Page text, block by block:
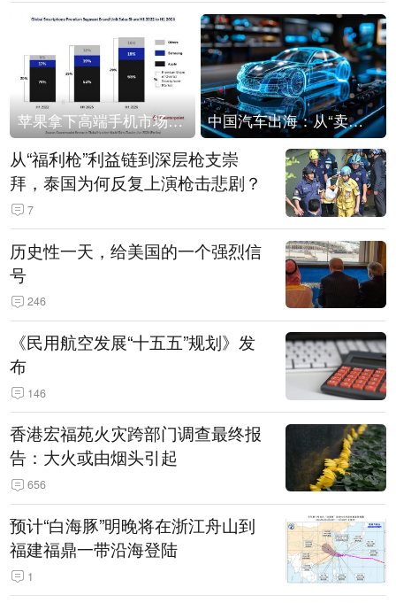
苹果拿下高端手机市场65%的份额：iPhone 17系列功不可没 中国汽车出海：从“卖出去”到“走进去”
从“福利枪”利益链到深层枪支崇
拜，泰国为何反复上演枪击悲剧？
7
历史性一天，给美国的一个强烈信
号
246
《民用航空发展“十五五”规划》发
布
146
香港宏福苑火灾跨部门调查最终报
告：大火或由烟头引起
656
预计“白海豚”明晚将在浙江舟山到
福建福鼎一带沿海登陆
1